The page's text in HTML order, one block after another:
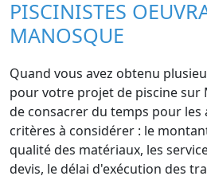
PISCINISTES
MANOSQUE
Quand vous avez obtenu
pour votre projet de piscine sur
de consacrer du temps pour les
critères à considérer : le
qualité des matériaux, les
devis, le délai d'exécution des